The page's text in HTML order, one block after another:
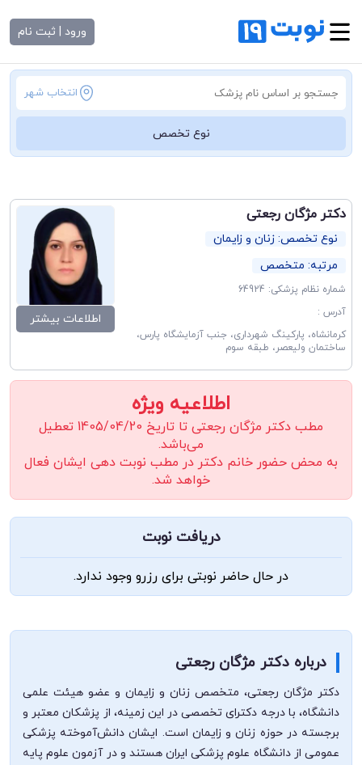
ورود | ثبت نام
انتخاب شهر
نوع تخصص
دکتر مژگان رجعتی
نوع تخصص: زنان و زایمان
مرتبه: متخصص
شماره نظام پزشکی: 64924
آدرس :
کرمانشاه، پارکینگ شهرداری، جنب آزمایشگاه پارس،
ساختمان ولیعصر، طبقه سوم
اطلاعات بیشتر
اطلاعیه ویژه
مطب دکتر مژگان رجعتی تا تاریخ 1405/04/20 تعطیل
می‌باشد.
به محض حضور خانم دکتر در مطب نوبت دهی ایشان فعال
خواهد شد.
دریافت نوبت
در حال حاضر نوبتی برای رزرو وجود ندارد.
درباره دکتر مژگان رجعتی
دکتر مژگان رجعتی، متخصص زنان و زایمان و عضو هیئت علمی
دانشگاه، با درجه دکترای تخصصی در این زمینه، از پزشکان معتبر و
برجسته در حوزه زنان و زایمان است. ایشان دانش‌آموخته پزشکی
عمومی از دانشگاه علوم پزشکی ایران هستند و در آزمون علوم پایه